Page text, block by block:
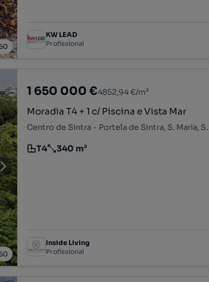
KW LEAD
Profissional
1 650 000 €4852,94 €/m²
Moradia T4 + 1 c/ Piscina e Vista Mar
Tipologia
T4
Preço por metro quadrado
340 m²
Inside Living
Profissional